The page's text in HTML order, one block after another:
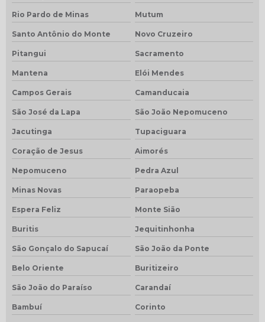
Rio Pardo de Minas Mutum
Santo Antônio do Monte Novo Cruzeiro
Pitangui Sacramento
Mantena Elói Mendes
Campos Gerais Camanducaia
São José da Lapa São João Nepomuceno
Jacutinga Tupaciguara
Coração de Jesus Aimorés
Nepomuceno Pedra Azul
Minas Novas Paraopeba
Espera Feliz Monte Sião
Buritis Jequitinhonha
São Gonçalo do Sapucaí São João da Ponte
Belo Oriente Buritizeiro
São João do Paraíso Carandaí
Bambuí Corinto